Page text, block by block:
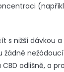
s nižší dávkou
odlišně, a